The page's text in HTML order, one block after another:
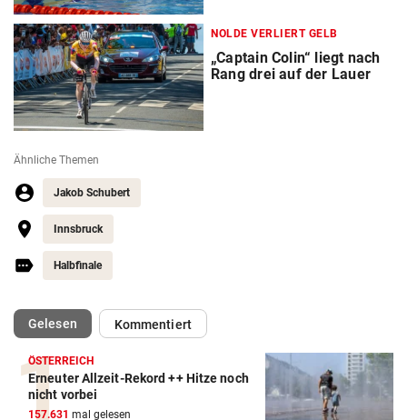
NOLDE VERLIERT GELB
„Captain Colin“ liegt nach
Rang drei auf der Lauer
Ähnliche Themen
Jakob Schubert
Innsbruck
Halbfinale
Gelesen(ausgewählt)Kommentiert
ÖSTERREICH
Erneuter Allzeit-Rekord ++ Hitze noch
nicht vorbei
157.631 mal gelesen